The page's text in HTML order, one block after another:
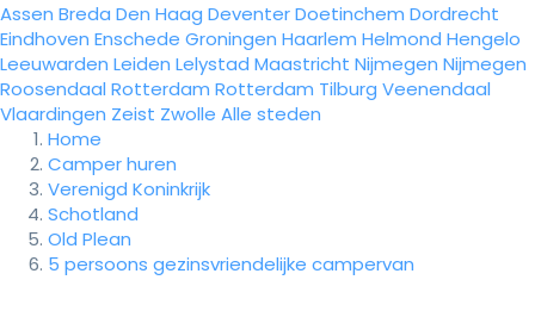
Assen Breda Den Haag DeventerDoetinchem Dordrecht
Eindhoven Enschede Groningen Haarlem Helmond Hengelo
Leeuwarden Leiden Lelystad Maastricht Nijmegen Nijmegen
Roosendaal Rotterdam Rotterdam Tilburg Veenendaal
Vlaardingen Zeist Zwolle Alle steden
Home
Camper huren
Verenigd Koninkrijk
Schotland
Old Plean
5 persoons gezinsvriendelijke campervan